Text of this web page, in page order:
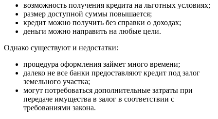
возможность получения кредита на льготных условиях;
размер доступной суммы повышается;
кредит можно получить без справки о доходах;
деньги можно направить на любые цели.
Однако существуют и недостатки:
процедура оформления займет много времени;
далеко не все банки предоставляют кредит под залог
земельного участка;
могут потребоваться дополнительные затраты при
передаче имущества в залог в соответствии с
требованиями закона.